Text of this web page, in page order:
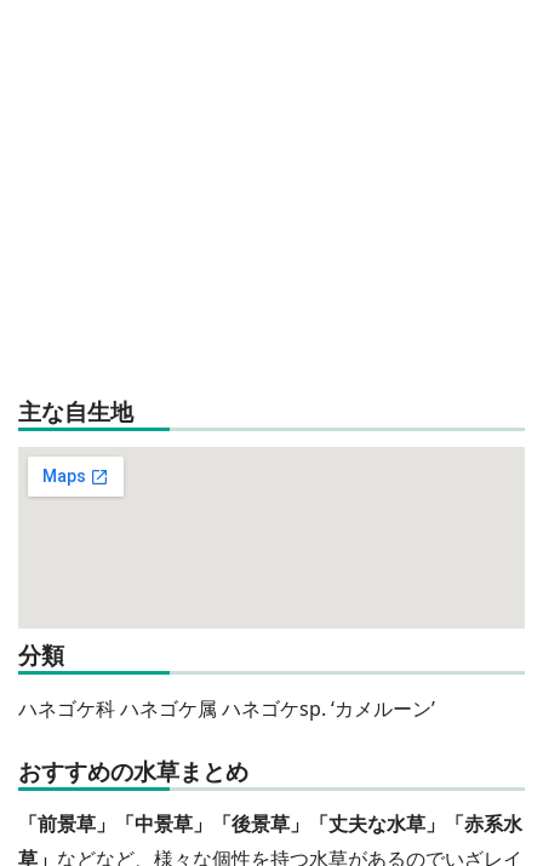
主な自生地
分類
ハネゴケ科 ハネゴケ属 ハネゴケsp. ‘カメルーン’
おすすめの水草まとめ
「前景草」「中景草」「後景草」「丈夫な水草」「赤系水
草」 などなど、様々な個性を持つ水草があるのでいざレイ